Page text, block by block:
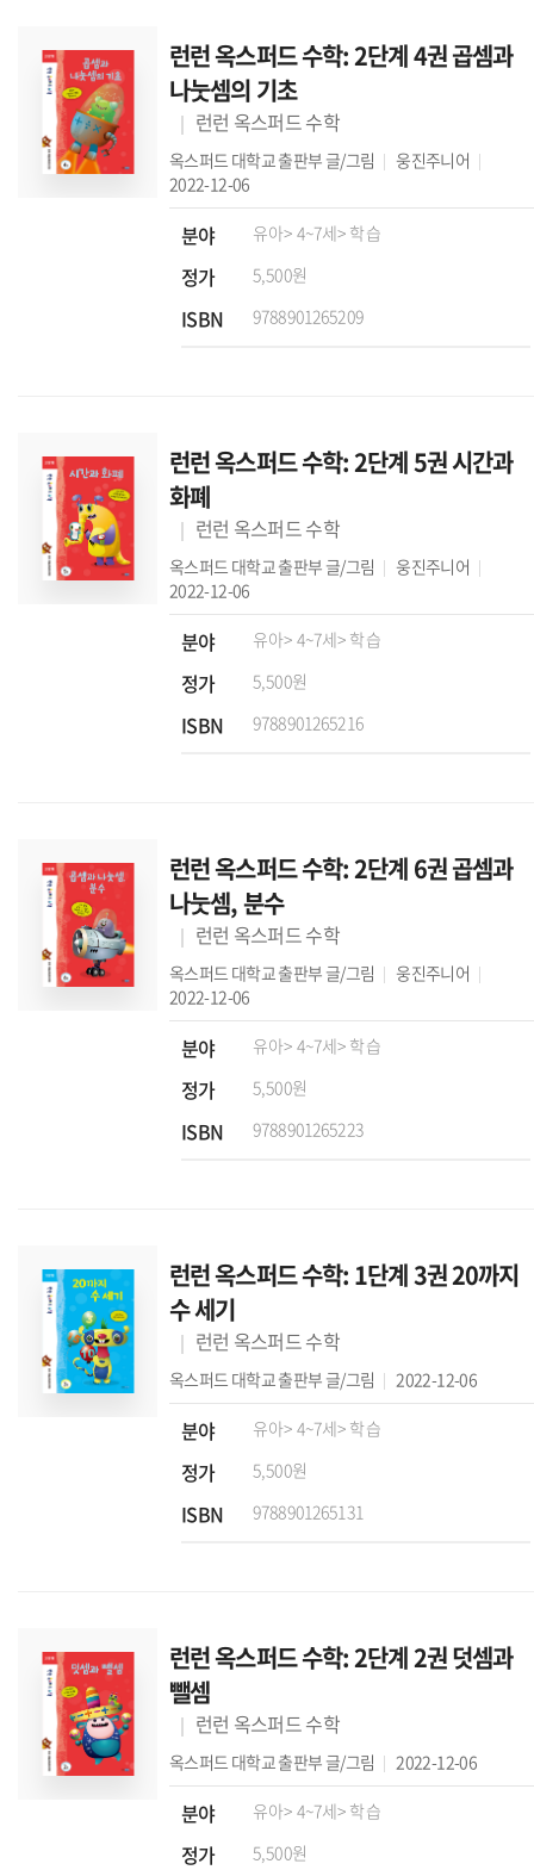
런런 옥스퍼드 수학: 2단계 4권 곱셈과
나눗셈의 기초
런런 옥스퍼드 수학
옥스퍼드 대학교 출판부 글/그림
웅진주니어
2022-12-06
분야 유아> 4~7세> 학습
정가 5,500원
ISBN 9788901265209
런런 옥스퍼드 수학: 2단계 5권 시간과
화폐
런런 옥스퍼드 수학
옥스퍼드 대학교 출판부 글/그림
웅진주니어
2022-12-06
분야 유아> 4~7세> 학습
정가 5,500원
ISBN 9788901265216
런런 옥스퍼드 수학: 2단계 6권 곱셈과
나눗셈, 분수
런런 옥스퍼드 수학
옥스퍼드 대학교 출판부 글/그림
웅진주니어
2022-12-06
분야 유아> 4~7세> 학습
정가 5,500원
ISBN 9788901265223
런런 옥스퍼드 수학: 1단계 3권 20까지
수 세기
런런 옥스퍼드 수학
옥스퍼드 대학교 출판부 글/그림 2022-12-06
분야 유아> 4~7세> 학습
정가 5,500원
ISBN 9788901265131
런런 옥스퍼드 수학: 2단계 2권 덧셈과
뺄셈
런런 옥스퍼드 수학
옥스퍼드 대학교 출판부 글/그림 2022-12-06
분야 유아> 4~7세> 학습
정가 5,500원